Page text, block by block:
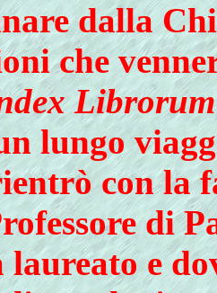
dalla
che
lungo
con la
di
laureato e